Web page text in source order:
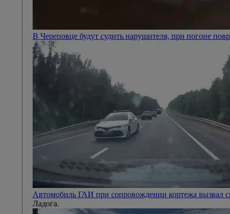
В Череповце будут судить нарушителя, при погоне
Автомобиль ГАИ при сопровождении кортежа вызвал
Ладога.